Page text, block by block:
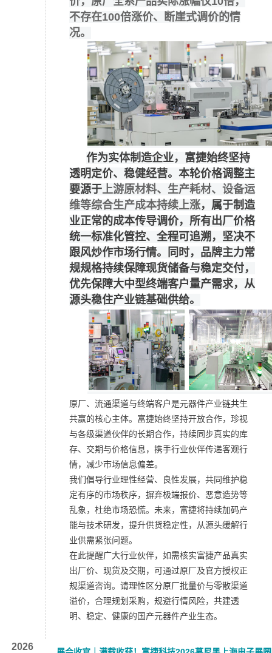
不存在100倍涨价、断崖式调价的情
况。
作为实体制造企业，富捷始终坚持
透明定价、稳健经营。本轮价格调整主
要源于上游原材料、生产耗材、设备运
维等综合生产成本持续上涨，属于制造
业正常的成本传导调价，所有出厂价格
统一标准化管控、全程可追溯，坚决不
跟风炒作市场行情。同时，品牌主力常
规规格持续保障现货储备与稳定交付，
优先保障大中型终端客户量产需求，从
源头稳住产业链基础供给。
原厂、流通渠道与终端客户是元器件产业链共生
共赢的核心主体。富捷始终坚持开放合作，珍视
与各级渠道伙伴的长期合作，持续同步真实的库
存、交期与价格信息，携手行业伙伴传递客观行
情，减少市场信息偏差。
我们倡导行业理性经营、良性发展，共同维护稳
定有序的市场秩序，摒弃极端报价、恶意造势等
乱象，杜绝市场恐慌。未来，富捷将持续加码产
能与技术研发，提升供货稳定性，从源头缓解行
业供需紧张问题。
在此提醒广大行业伙伴，如需核实富捷产品真实
出厂价、现货及交期，可通过原厂及官方授权正
规渠道咨询。请理性区分原厂批量价与零散渠道
溢价，合理规划采购，规避行情风险，共建透
明、稳定、健康的国产元器件产业生态。
2026